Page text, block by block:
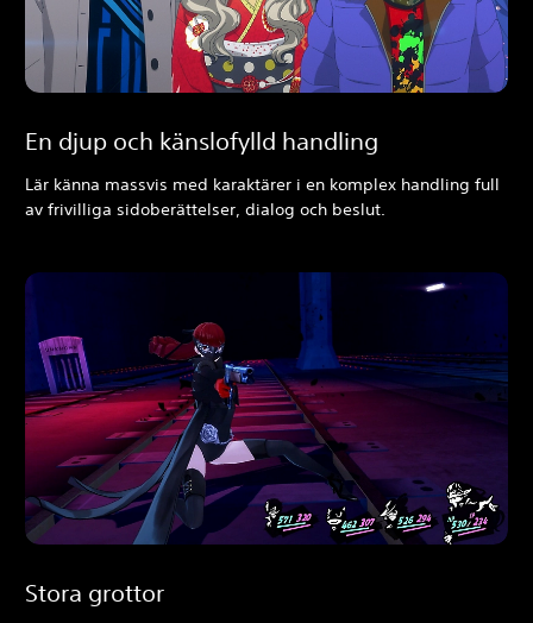
En djup och känslofylld handling
Lär känna massvis med karaktärer i en komplex handling full
av frivilliga sidoberättelser, dialog och beslut.
Stora grottor